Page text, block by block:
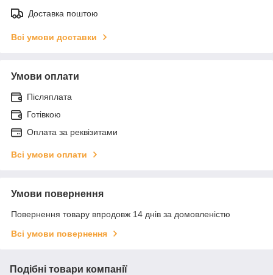
Доставка поштою
Всі умови доставки
Умови оплати
Післяплата
Готівкою
Оплата за реквізитами
Всі умови оплати
Умови повернення
Повернення товару впродовж 14 днів за домовленістю
Всі умови повернення
Подібні товари компанії